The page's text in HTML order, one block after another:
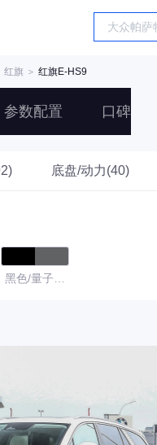
红旗 ＞ 红旗E-HS9
参数配置 口碑
底盘/动力(40)
黑色/量子银